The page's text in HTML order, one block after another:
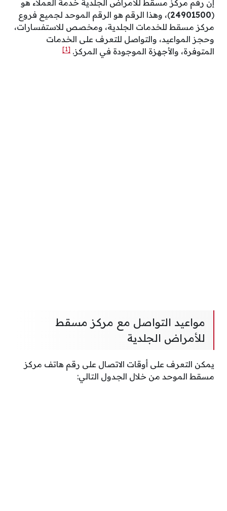
إن رقم مركز مسقط للأمراض الجلدية خدمة العملاء هو
(
24901500)، وهذا الرقم هو الرقم الموحد لجميع فروع
مركز مسقط للخدمات الجلدية، ومخصص للاستفسارات،
وحجز المواعيد، والتواصل للتعرف على الخدمات
المتوفرة، والأجهزة الموجودة في المركز. [1]
مواعيد التواصل مع مركز مسقط
للأمراض الجلدية
يمكن التعرف على أوقات الاتصال على رقم هاتف مركز
مسقط الموحد من خلال الجدول التالي: